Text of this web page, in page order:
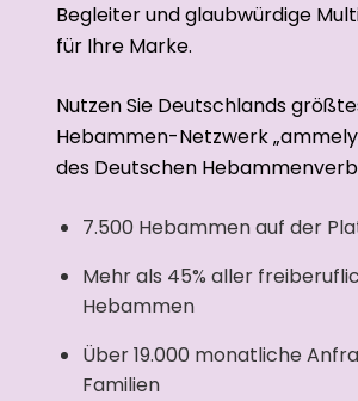
Begleiter und glaubwürdige
für Ihre Marke.
Nutzen Sie Deutschlands
Hebammen-Netzwerk
des Deutschen
7.500 Hebammen auf der
Mehr als 45% aller
Hebammen
Über 19.000 monatliche
Familien